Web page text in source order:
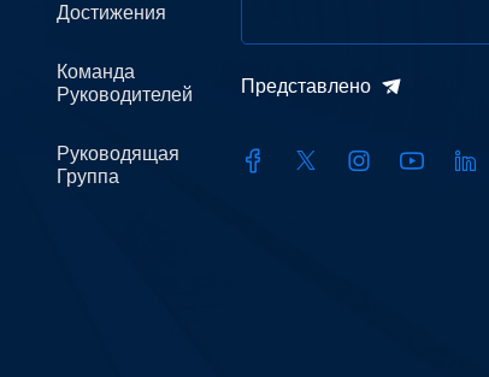
Достижения
Команда
Руководителей
Руководящая
Группа
Представлено